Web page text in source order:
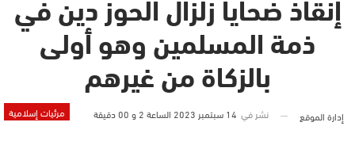
ذمة المسلمين وهو أولى
بالزكاة من غيرهم
مرئيات إسلامية إدارة الموقع نشر في 14 سبتمبر 2023 الساعة 2 و 00 دقيقة